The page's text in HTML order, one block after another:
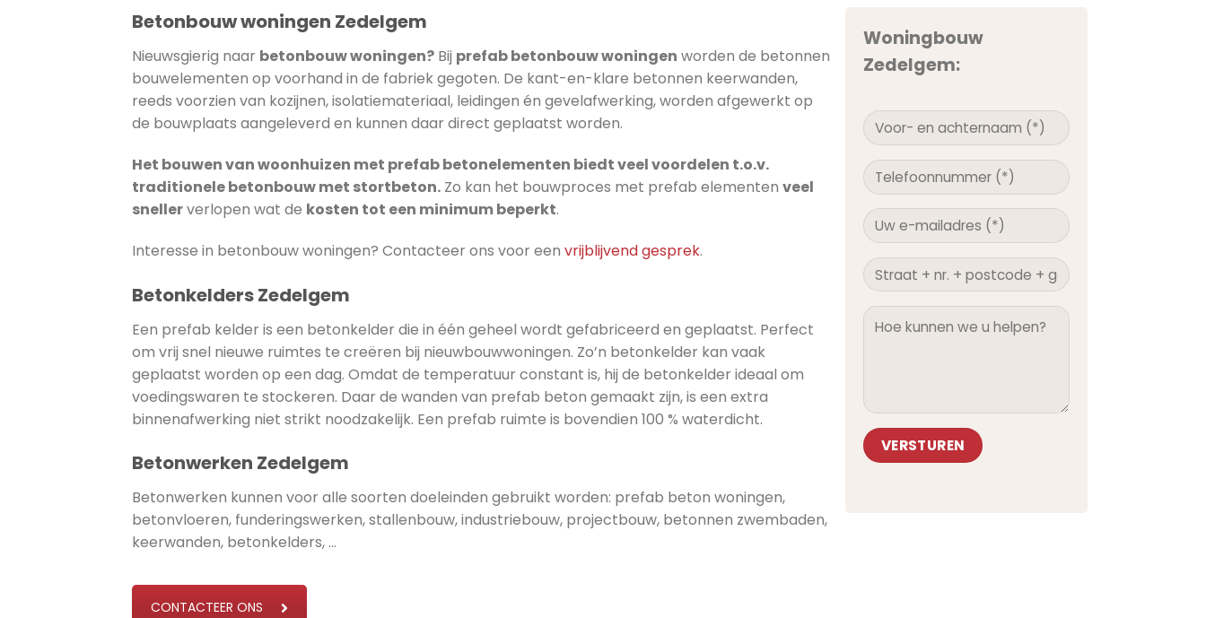
Betonbouw woningen Zedelgem
Nieuwsgierig naar betonbouw woningen? Bij prefab betonbouw woningen worden de betonnen
bouwelementen op voorhand in de fabriek gegoten. De kant-en-klare betonnen keerwanden,
reeds voorzien van kozijnen, isolatiemateriaal, leidingen én gevelafwerking, worden afgewerkt op
de bouwplaats aangeleverd en kunnen daar direct geplaatst worden.
Het bouwen van woonhuizen met prefab betonelementen biedt veel voordelen t.o.v.
traditionele betonbouw met stortbeton. Zo kan het bouwproces met prefab elementen veel
snellerverlopen wat de kosten tot een minimum beperkt.
Interesse in betonbouw woningen? Contacteer ons voor een vrijblijvend gesprek.
Betonkelders Zedelgem
Een prefab kelder is een betonkelder die in één geheel wordt gefabriceerd en geplaatst. Perfect
om vrij snel nieuwe ruimtes te creëren bij nieuwbouwwoningen. Zo’n betonkelder kan vaak
geplaatst worden op een dag. Omdat de temperatuur constant is, hij de betonkelder ideaal om
voedingswaren te stockeren. Daar de wanden van prefab beton gemaakt zijn, is een extra
binnenafwerking niet strikt noodzakelijk. Een prefab ruimte is bovendien 100 % waterdicht.
Betonwerken Zedelgem
Betonwerken kunnen voor alle soorten doeleinden gebruikt worden: prefab beton woningen,
betonvloeren, funderingswerken, stallenbouw, industriebouw, projectbouw, betonnen zwembaden,
keerwanden, betonkelders, …
CONTACTEER ONS
Woningbouw
Zedelgem: